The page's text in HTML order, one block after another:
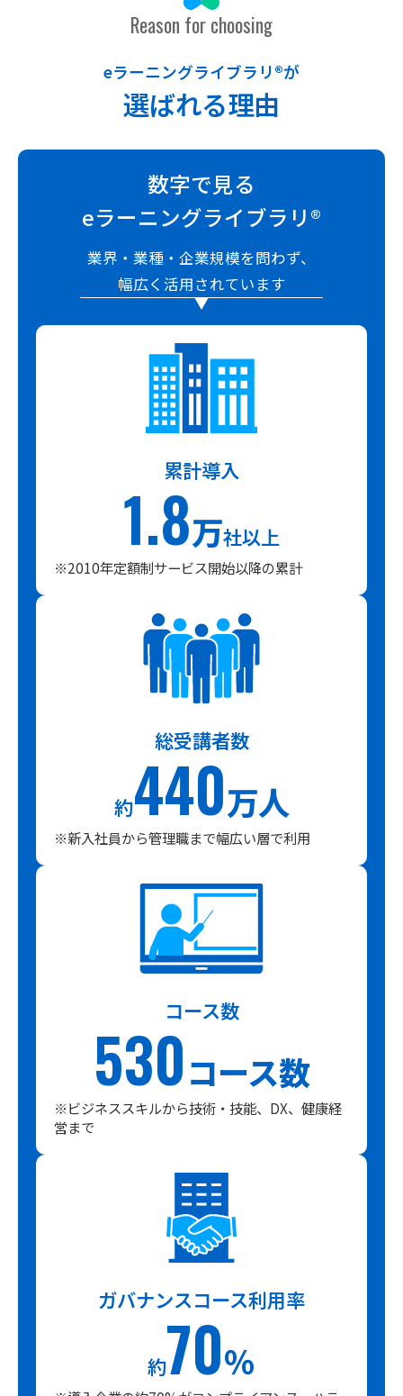
Reason for choosing
eラーニングライブラリ®が
選ばれる理由
数字で見る
eラーニングライブラリ®
業界・業種・企業規模を問わず、
幅広く活用されています
累計導入
1.8万社以上
※2010年定額制サービス開始以降の累計
総受講者数
約440万人
※新入社員から管理職まで幅広い層で利用
コース数
530コース数
※ビジネススキルから技術・技能、DX、健康経
営まで
ガバナンスコース利用率
約70％